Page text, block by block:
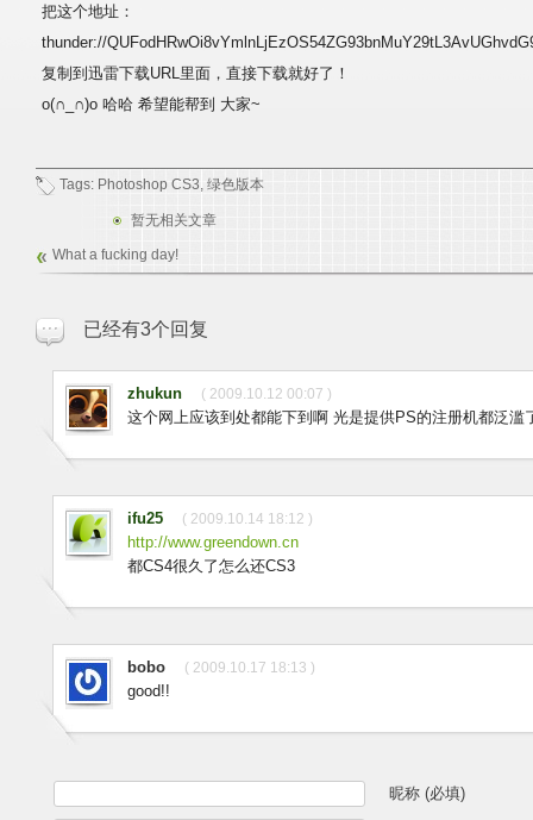
把这个地址：
thunder://
复制到迅雷下载URL里面，直接下载就好了！
o(∩_∩)o 哈哈 希望能帮到 大家~
Tags: Photoshop CS3, 绿色版本
暂无相关文章
What a fucking day!
已经有3个回复
zhukun ( 2009.10.12 00:07 )
这个网上应该到处都能下到啊 光是提供PS的注册机都泛滥
ifu25 ( 2009.10.14 18:12 )
http://www.greendown.cn
都CS4很久了怎么还CS3
bobo ( 2009.10.17 18:13 )
good!!
昵称 (必填)